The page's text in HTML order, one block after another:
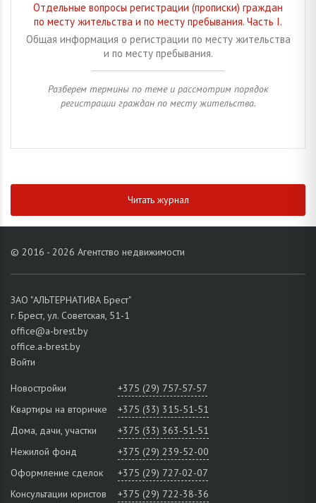
Отдельные вопросы регистрации (прописки) граждан
по месту жительства и по месту пребывания. Часть I.
Общая информация о регистрации по месту жительства
и по месту пребывания.
Разберем термины по теме и рассмотрим порядок
регистрации граждан по месту жительства.
Читать журнал
© 2016 - 2026 Агентство недвижимости
ЗАО "АЛЬТЕРНАТИВА Брест"
г. Брест, ул. Советская, 51-1
office@a-brest.by
office.a-brest.by
Войти
Новостройки
+375 (29) 757-57-57
Квартиры на вторичке
+375 (33) 315-51-51
Дома, дачи, участки
+375 (33) 363-51-51
Нежилой фонд
+375 (29) 239-52-00
Оформление сделок
+375 (29) 727-02-07
Консультации юристов
+375 (29) 722-38-36